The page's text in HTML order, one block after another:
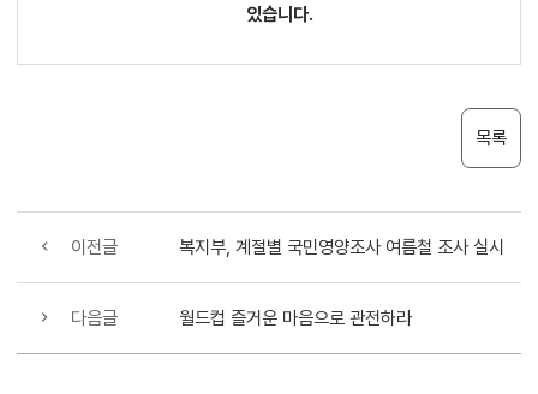
있습니다.
목록
이전글 복지부, 계절별 국민영양조사 여름철 조사 실시
다음글 월드컵 즐거운 마음으로 관전하라